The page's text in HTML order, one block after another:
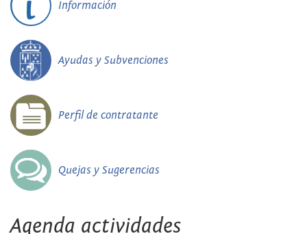
Información
Ayudas y Subvenciones
Perfil de contratante
Quejas y Sugerencias
Agenda actividades